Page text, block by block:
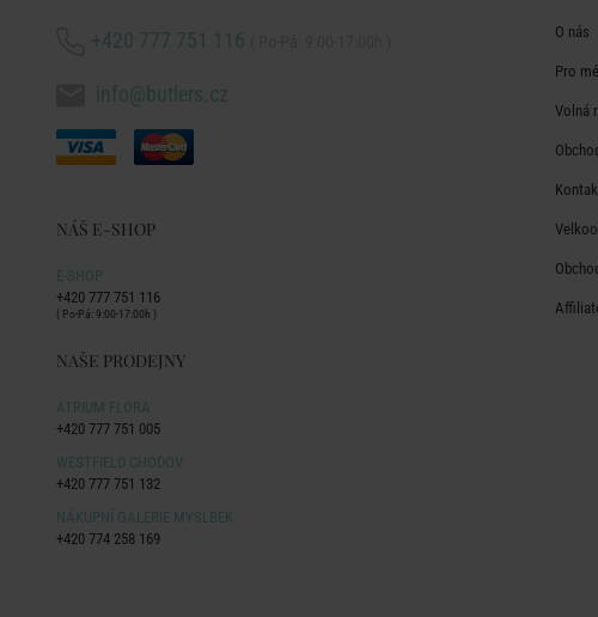
+420 777 751 116
info@butlers.cz
NÁŠ E-SHOP
E-SHOP
+420 777 751 116
( Po-Pá: 9:00-17:00h )
NAŠE PRODEJNY
ATRIUM FLORA
+420 777 751 005
WESTFIELD CHODOV
+420 777 751 132
NÁKUPNÍ GALERIE MYSLBEK
+420 774 258 169
O nás
Pro
Volná